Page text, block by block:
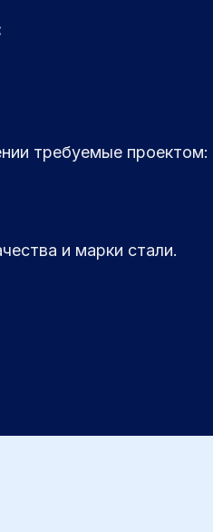
требуемые проектом:
и марки стали.